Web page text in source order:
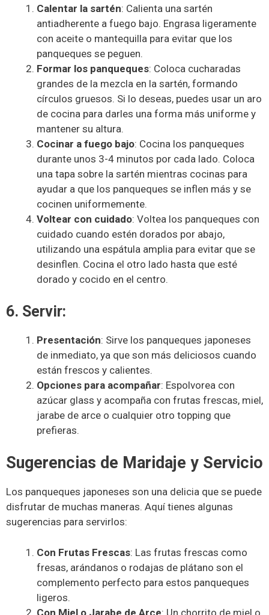
Calentar la sartén: Calienta una sartén
antiadherente a fuego bajo. Engrasa ligeramente
con aceite o mantequilla para evitar que los
panqueques se peguen.
Formar los panqueques: Coloca cucharadas
grandes de la mezcla en la sartén, formando
círculos gruesos. Si lo deseas, puedes usar un aro
de cocina para darles una forma más uniforme y
mantener su altura.
Cocinar a fuego bajo: Cocina los panqueques
durante unos 3-4 minutos por cada lado. Coloca
una tapa sobre la sartén mientras cocinas para
ayudar a que los panqueques se inflen más y se
cocinen uniformemente.
Voltear con cuidado: Voltea los panqueques con
cuidado cuando estén dorados por abajo,
utilizando una espátula amplia para evitar que se
desinflen. Cocina el otro lado hasta que esté
dorado y cocido en el centro.
6. Servir:
Presentación: Sirve los panqueques japoneses
de inmediato, ya que son más deliciosos cuando
están frescos y calientes.
Opciones para acompañar: Espolvorea con
azúcar glass y acompaña con frutas frescas, miel,
jarabe de arce o cualquier otro topping que
prefieras.
Sugerencias de Maridaje y Servicio
Los panqueques japoneses son una delicia que se puede
disfrutar de muchas maneras. Aquí tienes algunas
sugerencias para servirlos:
Con Frutas Frescas: Las frutas frescas como
fresas, arándanos o rodajas de plátano son el
complemento perfecto para estos panqueques
ligeros.
Con Miel o Jarabe de Arce: Un chorrito de miel o